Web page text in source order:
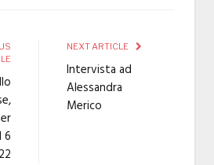
6
NEXT ARTICLE
Intervista ad
Alessandra
Merico